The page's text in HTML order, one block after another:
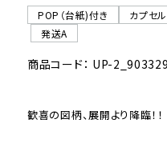
POP（台紙)付き
カプセ
発送A
商品コード： UP-
歓喜の図柄、展開より降臨！！